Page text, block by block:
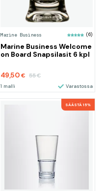
Marine Business (6)
Marine Business Welcome
on Board Snapsilasit 6 kpl
49,50 € 55€
1 malli Varastossa
SÄÄSTÄ 15%